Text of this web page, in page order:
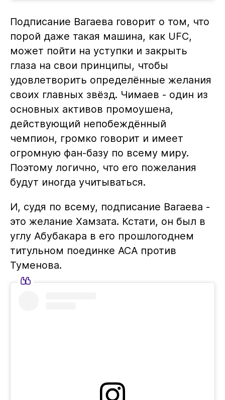
Подписание Вагаева говорит о том, что
порой даже такая машина, как UFC,
может пойти на уступки и закрыть
глаза на свои принципы, чтобы
удовлетворить определённые желания
своих главных звёзд. Чимаев - один из
основных активов промоушена,
действующий непобеждённый
чемпион, громко говорит и имеет
огромную фан-базу по всему миру.
Поэтому логично, что его пожелания
будут иногда учитываться.
И, судя по всему, подписание Вагаева -
это желание Хамзата. Кстати, он был в
углу Абубакара в его прошлогоднем
титульном поединке АСА против
Туменова.